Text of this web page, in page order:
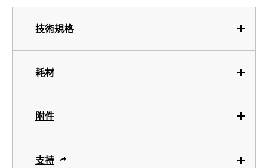
技術規格
耗材
附件
支持